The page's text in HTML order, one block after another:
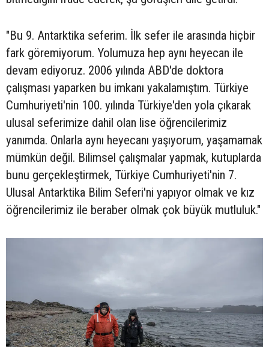
"Bu 9. Antarktika seferim. İlk sefer ile arasında hiçbir
fark göremiyorum. Yolumuza hep aynı heyecan ile
devam ediyoruz. 2006 yılında ABD'de doktora
çalışması yaparken bu imkanı yakalamıştım. Türkiye
Cumhuriyeti'nin 100. yılında Türkiye'den yola çıkarak
ulusal seferimize dahil olan lise öğrencilerimiz
yanımda. Onlarla aynı heyecanı yaşıyorum, yaşamamak
mümkün değil. Bilimsel çalışmalar yapmak, kutuplarda
bunu gerçekleştirmek, Türkiye Cumhuriyeti'nin 7.
Ulusal Antarktika Bilim Seferi'ni yapıyor olmak ve kız
öğrencilerimiz ile beraber olmak çok büyük mutluluk."